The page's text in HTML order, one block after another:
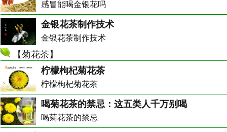
感冒能喝金银花吗
金银花茶制作技术
金银花茶制作技术
【菊花茶】
柠檬枸杞菊花茶
柠檬枸杞菊花茶
喝菊花茶的禁忌：这五类人千万别喝
喝菊花茶的禁忌